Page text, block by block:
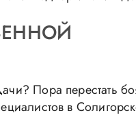
Пора перестать
в